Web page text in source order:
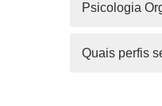
Psicologia
Quais perfis